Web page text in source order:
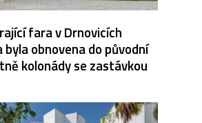
fara v Drnovicích
byla obnovena do původní
kolonády se zastávkou